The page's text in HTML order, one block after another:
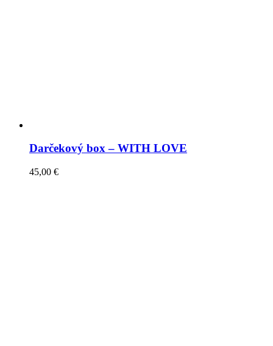
Darčekový box – WITH LOVE
45,00 €